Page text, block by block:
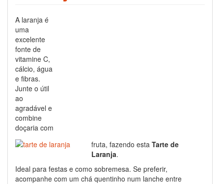
A laranja é
uma
excelente
fonte de
vitamine C,
cálcio, água
e fibras.
Junte o útil
ao
agradável e
combine
doçaria com
fruta, fazendo esta Tarte de
Laranja.
Ideal para festas e como sobremesa. Se preferir,
acompanhe com um chá quentinho num lanche entre